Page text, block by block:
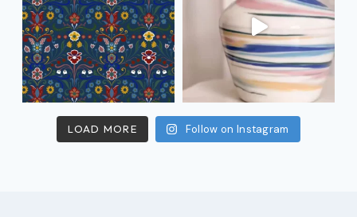
LOAD MORE Follow on Instagram